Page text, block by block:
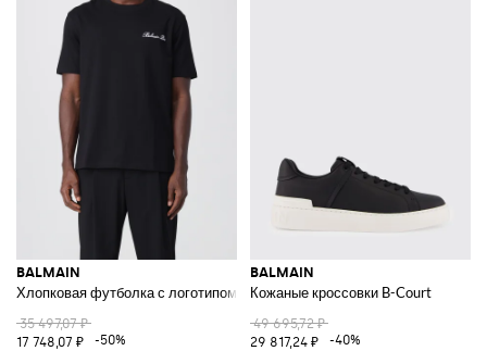
BALMAIN
Хлопковая футболка с логотипом
35 497,07 ₽
17 748,07 ₽
-50%
BALMAIN
Кожаные кроссовки B-Court
49 695,72 ₽
29 817,24 ₽
-40%